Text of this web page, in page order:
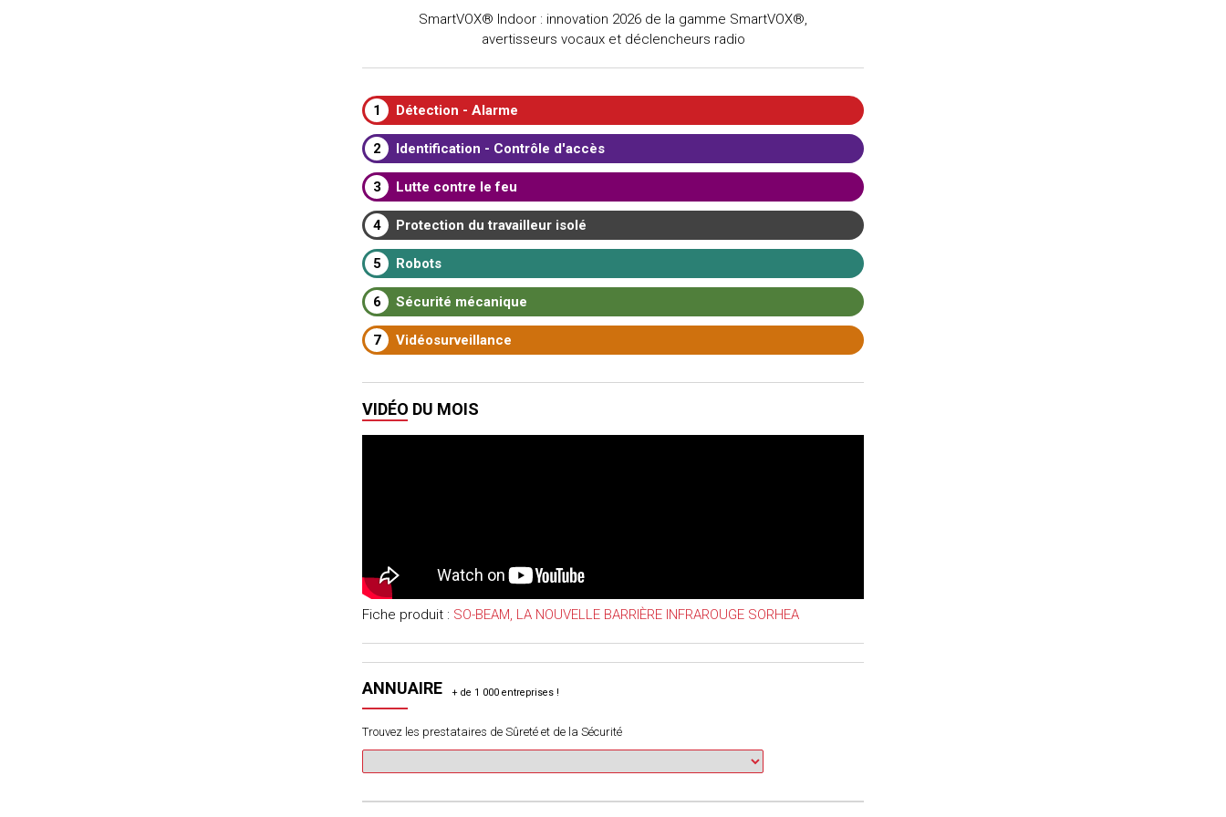
SmartVOX® Indoor : innovation 2026 de la gamme SmartVOX®,
avertisseurs vocaux et déclencheurs radio
1 Détection - Alarme
2 Identification - Contrôle d'accès
3 Lutte contre le feu
4 Protection du travailleur isolé
5 Robots
6 Sécurité mécanique
7 Vidéosurveillance
VIDÉO DU MOIS
Fiche produit : SO-BEAM, LA NOUVELLE BARRIÈRE INFRAROUGE SORHEA
ANNUAIRE
Trouvez les prestataires de Sûreté et de la Sécurité